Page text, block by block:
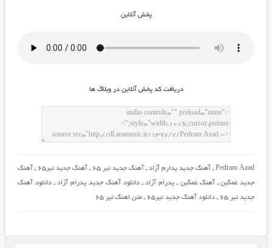
پخش آنلاين
دريافت کد پخش آنلاين در وبلاگ ها
Pedram Azad
, آهنگ جدید پدارم آزاد, آهنگ جدید تیر 65 , آهنگ جدید تیر65 , آهنگ
جدید غمگین, آهنگ غمگین , پدرام آزاد,دانلود آهنگ جدید پدرام آزاد,دانلود آهنگ
جدید تیر 65
, دانلود آهنگ جدید تیر65 , متن اهنگ تیر 65